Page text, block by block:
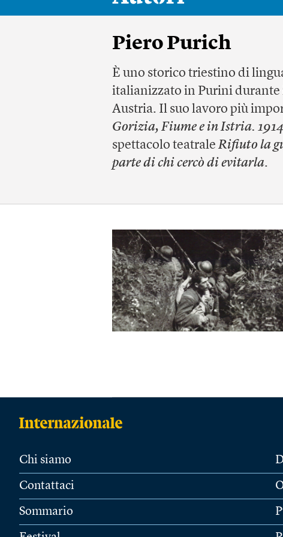
Piero Purich
È uno storico triestino di
italianizzato in Purini durante
Austria. Il suo lavoro più
Gorizia, Fiume e in Istria.
spettacolo teatrale Rifiuto la
parte di chi cercò di evitarla.
Chi siamo
Contattaci
Sommario